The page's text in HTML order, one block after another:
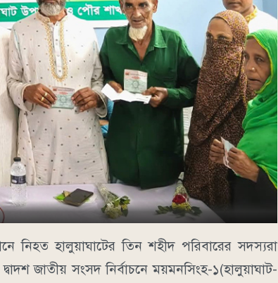
নিহত হালুয়াঘাটের তিন শহীদ পরিবারের সদস্যরা
জাতীয় সংসদ নির্বাচনে ময়মনসিংহ-১(হালুয়াঘাট-